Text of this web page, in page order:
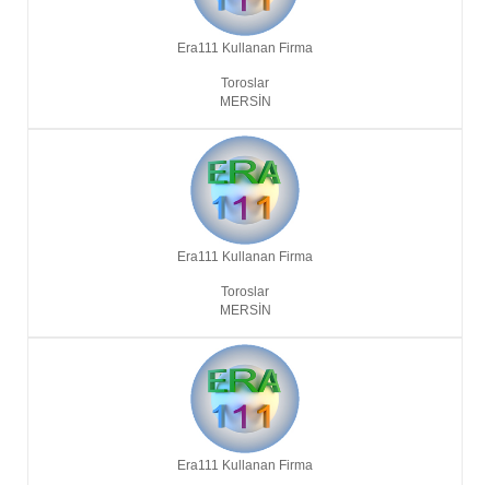
Era111 Kullanan Firma
Toroslar
MERSIN
Era111 Kullanan Firma
Toroslar
MERSIN
Era111 Kullanan Firma